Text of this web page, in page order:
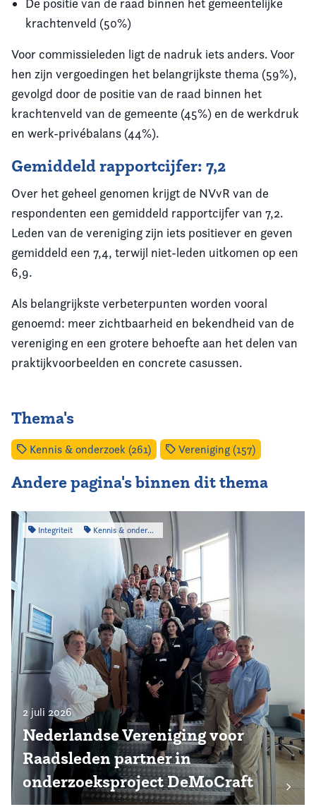
De positie van de raad binnen het gemeentelijke
krachtenveld (50%)
Voor commissieleden ligt de nadruk iets anders. Voor
hen zijn vergoedingen het belangrijkste thema (59%),
gevolgd door de positie van de raad binnen het
krachtenveld van de gemeente (45%) en de werkdruk
en werk-privébalans (44%).
Gemiddeld rapportcijfer: 7,2
Over het geheel genomen krijgt de NVvR van de
respondenten een gemiddeld rapportcijfer van 7,2.
Leden van de vereniging zijn iets positiever en geven
gemiddeld een 7,4, terwijl niet-leden uitkomen op een
6,9.
Als belangrijkste verbeterpunten worden vooral
genoemd: meer zichtbaarheid en bekendheid van de
vereniging en een grotere behoefte aan het delen van
praktijkvoorbeelden en concrete casussen.
Thema's
Kennis & onderzoek (261) Vereniging (157)
Andere pagina's binnen dit thema
Integriteit Kennis & onderzoek
2 juli 2026
Nederlandse Vereniging voor
Raadsleden partner in
onderzoeksproject DeMoCraft